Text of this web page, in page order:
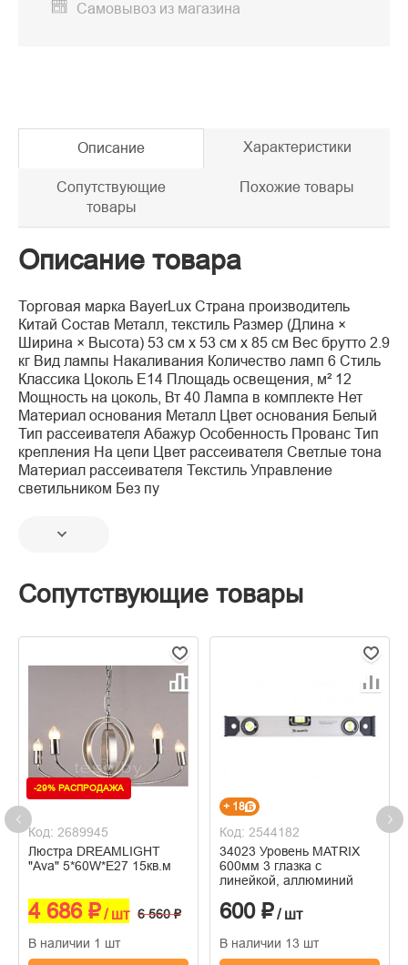
Самовывоз из магазина
Описание Характеристики
Сопутствующие
товары
Похожие товары
Описание товара
Торговая марка BayerLux Страна производитель
Китай Состав Металл, текстиль Размер (Длина ×
Ширина × Высота) 53 см х 53 см х 85 см Вес брутто 2.9
кг Вид лампы Накаливания Количество ламп 6 Стиль
Классика Цоколь E14 Площадь освещения, м² 12
Мощность на цоколь, Вт 40 Лампа в комплекте Нет
Материал основания Металл Цвет основания Белый
Тип рассеивателя Абажур Особенность Прованс Тип
крепления На цепи Цвет рассеивателя Светлые тона
Материал рассеивателя Текстиль Управление
светильником Без пу
Сопутствующие товары
-29% РАСПРОДАЖА
Код: 2689945
Люстра DREAMLIGHT
"Ava" 5*60W*E27 15кв.м
4 686 ₽/ шт 6 560 ₽
В наличии 1 шт
+ 18
Код: 2544182
34023 Уровень MATRIX
600мм 3 глазка с
линейкой, аллюминий
600 ₽/ шт
В наличии 13 шт